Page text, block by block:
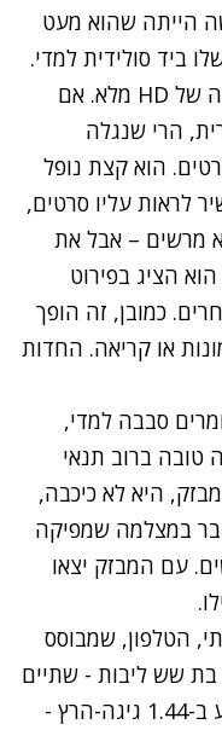
הייתה שהוא מעט
ביד סולידית למדי.
המסך הוא מסך LCD IPS, ברזולוציה של HD מלא. אם
הרי שנגלה
הוא קצת נופל
לראות עליו סרטים,
מרשים – אבל את
הציג בפירוט
כמובן, זה הופך
או קריאה. החדות
סבבה למדי,
טובה ברוב תנאי
היא לא כיכבה,
במצלמה שמפיקה
עם המבזק יצאו
הטלפון, שמבוסס
על ערכת השבבים סנאפדרגון 808 בת שש ליבות - שתיים
מהן במהירות 1.8 גיגה-הרץ, וארבע ב-1.44 גיגה-הרץ -